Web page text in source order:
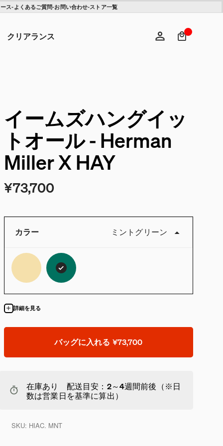
ス- よくあるご質問-お問い合わせ-ストア一覧
検索ヘ
チェア
ーブル - Herman Miller X
¥154,000 ¥100,100
クリアランス
イームズハングイッ
トオール - Herman
Miller X HAY
¥73,700
カラー ミントグリーン
詳細を見る
バッグに入れる ¥73,700
在庫あり 配送目安：2～4週間前後（※日
数は営業日を基準に算出）
SKU: HIAC. MNT